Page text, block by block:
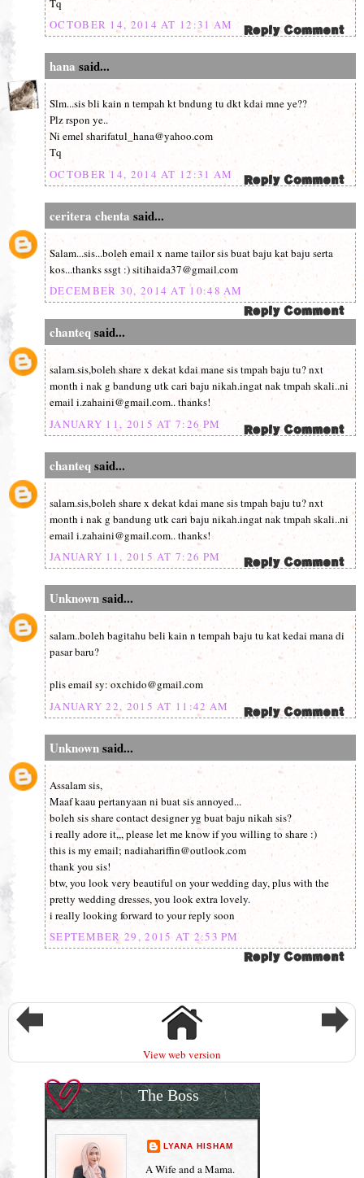
OCTOBER 14, 2014 AT 12:31 AM
hana said...
Slm...sis bli kain n tempah kt bndung tu dkt kdai mne ye??
Plz rspon ye..
Ni emel sharifatul_hana@yahoo.com
Tq
OCTOBER 14, 2014 AT 12:31 AM
ceritera chenta said...
Salam...sis...boleh email x name tailor sis buat baju kat baju serta
kos...thanks ssgt :) sitihaida37@gmail.com
DECEMBER 30, 2014 AT 10:48 AM
chanteq said...
salam.sis,boleh share x dekat kdai mane sis tmpah baju tu? nxt
month i nak g bandung utk cari baju nikah.ingat nak tmpah skali..ni
email i.zahaini@gmail.com.. thanks!
JANUARY 11, 2015 AT 7:26 PM
chanteq said...
salam.sis,boleh share x dekat kdai mane sis tmpah baju tu? nxt
month i nak g bandung utk cari baju nikah.ingat nak tmpah skali..ni
email i.zahaini@gmail.com.. thanks!
JANUARY 11, 2015 AT 7:26 PM
Unknownsaid...
salam..boleh bagitahu beli kain n tempah baju tu kat kedai mana di
pasar baru?
plis email sy: oxchido@gmail.com
JANUARY 22, 2015 AT 11:42 AM
Unknownsaid...
Assalam sis,
Maaf kaau pertanyaan ni buat sis annoyed...
boleh sis share contact designer yg buat baju nikah sis?
i really adore it,,, please let me know if you willing to share :)
this is my email; nadiahariffin@outlook.com
thank you sis!
btw, you look very beautiful on your wedding day, plus with the
pretty wedding dresses, you look extra lovely.
i really looking forward to your reply soon
SEPTEMBER 29, 2015 AT 2:53 PM
View web version
The Boss
LYANA HISHAM
A Wife and a Mama.